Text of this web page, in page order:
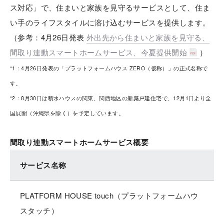
ス対応」で、住まいと家族を見守るサービスとして、住ま
い手のライフスタイルに溶け込むサービスを提供します。
（参考：4月26日発表 外出先から住まいと家族を見守る、
間取り連動スマートホームサービス、今夏提供開始
）
*1：4月26日発表の「プラットフォームハウス ZERO（仮称）」の正式名称で
す。
*2：8月30日は積水ハウスの関東、関西地区の新築戸建住宅で、12月1日より全
国展開（沖縄県を除く）を予定しています。
間取り連動スマートホームサービス概要
サービス名称
PLATFORM HOUSE touch（プラットフォームハウ
スタッチ）